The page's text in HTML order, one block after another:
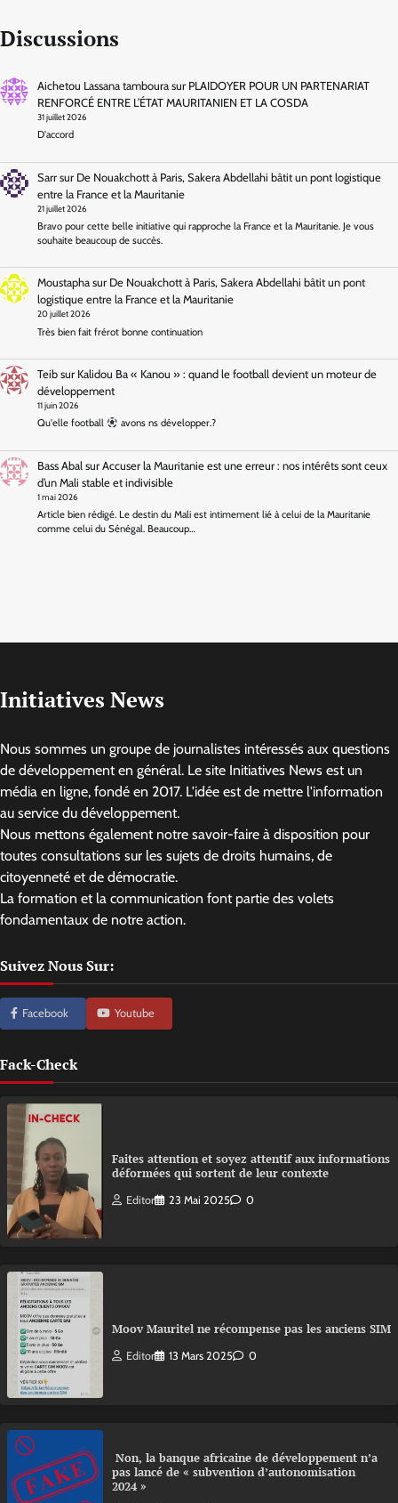
Discussions
Aichetou Lassana tambourasur PLAIDOYER POUR UN PARTENARIAT
RENFORCÉ ENTRE L’ÉTAT MAURITANIEN ET LA COSDA
31 juillet 2026
D'accord
Sarrsur De Nouakchott à Paris, Sakera Abdellahi bâtit un pont logistique
entre la France et la Mauritanie
21 juillet 2026
Bravo pour cette belle initiative qui rapproche la France et la Mauritanie. Je vous
souhaite beaucoup de succès.
Moustaphasur De Nouakchott à Paris, Sakera Abdellahi bâtit un pont
logistique entre la France et la Mauritanie
20 juillet 2026
Très bien fait frérot bonne continuation
Teibsur Kalidou Ba « Kanou » : quand le football devient un moteur de
développement
11 juin 2026
Qu'elle football avons ns développer.?
Bass Abalsur Accuser la Mauritanie est une erreur : nos intérêts sont ceux
d’un Mali stable et indivisible
1 mai 2026
Article bien rédigé. Le destin du Mali est intimement lié à celui de la Mauritanie
comme celui du Sénégal. Beaucoup…
Initiatives News
Nous sommes un groupe de journalistes intéressés aux questions
de développement en général. Le site Initiatives News est un
média en ligne, fondé en 2017. L'idée est de mettre l'information
au service du développement.
Nous mettons également notre savoir-faire à disposition pour
toutes consultations sur les sujets de droits humains, de
citoyenneté et de démocratie.
La formation et la communication font partie des volets
fondamentaux de notre action.
Suivez Nous Sur:
Facebook Youtube
Fack-Check
Faites attention et soyez attentif aux informations
déformées qui sortent de leur contexte
Editor 23 Mai 2025 0
Moov Mauritel ne récompense pas les anciens SIM
Editor 13 Mars 2025 0
Non, la banque africaine de développement n’a
pas lancé de « subvention d’autonomisation
2024 »